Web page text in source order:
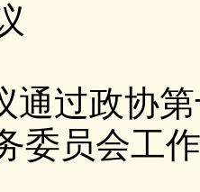
通过政协
委员会工